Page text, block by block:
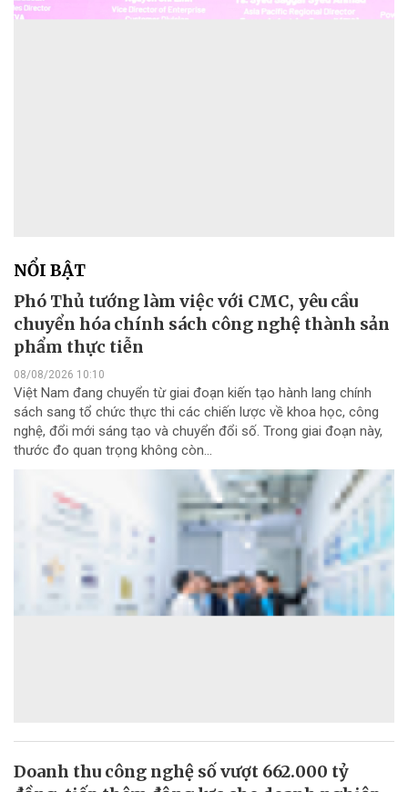
NỔI BẬT
Phó Thủ tướng làm việc với CMC, yêu cầu
chuyển hóa chính sách công nghệ thành sản
phẩm thực tiễn
08/08/2026 10:10
Việt Nam đang chuyển từ giai đoạn kiến tạo hành lang chính
sách sang tổ chức thực thi các chiến lược về khoa học, công
nghệ, đổi mới sáng tạo và chuyển đổi số. Trong giai đoạn này,
thước đo quan trọng không còn...
Doanh thu công nghệ số vượt 662.000 tỷ